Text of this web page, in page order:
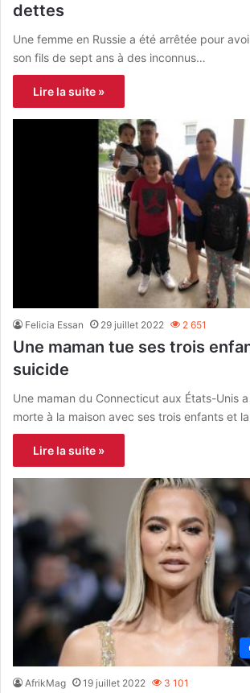
dettes
Une femme en Russie a été arrêtée pour
son fils de sept ans à des inconnus…
Lire la suite »
Felicia Essan 29 juillet 2022 2 651
Une maman tue ses trois
suicide
Une maman du Connecticut aux États-Unis
morte à la maison avec ses trois enfants et
Lire la suite »
AfrikMag 19 juillet 2022 3 101